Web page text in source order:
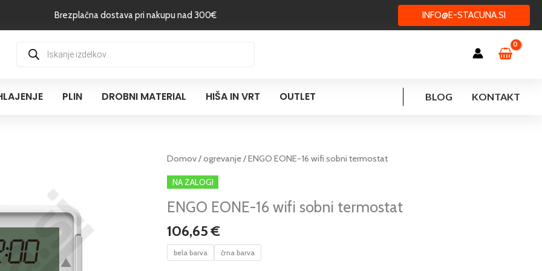
Brezplačna dostava pri nakupu nad 300€ INFO@E-STACUNA.SI
search
PLIN DROBNI MATERIAL HIŠA IN VRT OUTLET BLOG KONTAKT
Domov/ogrevanje/ ENGO EONE-16 wifi sobni termostat
NA ZALOGI
ENGO EONE-16 wifi sobni termostat
106,65€
bela barva črna barva
ENGO
EONE-
16
wifi
termostat
količina